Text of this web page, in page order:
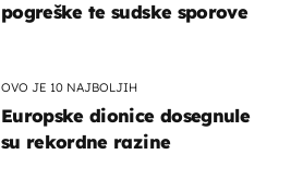
pogreške te sudske sporove
OVO JE 10 NAJBOLJIH
Europske dionice dosegnule
su rekordne razine